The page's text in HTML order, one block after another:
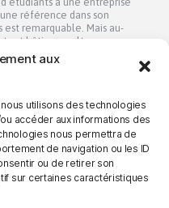
aux
utilisons des technologies
accéder aux informations des
nous permettra de
de navigation ou les ID
ou de retirer son
sur certaines caractéristiques
référence dans son
remarquable. Mais au-
bâti une culture
la collaboration, la
ensemble. Cette
→ CONFIDENTIALITÉ